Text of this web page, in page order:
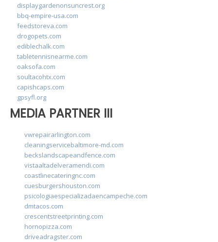
displaygardenonsuncrest.org
bbq-empire-usa.com
feedstoreva.com
drogopets.com
ediblechalk.com
tabletennisnearme.com
oaksofa.com
soultacohtx.com
capishcaps.com
gpsyfl.org
MEDIA PARTNER III
vwrepairarlington.com
cleaningservicebaltimore-md.com
beckslandscapeandfence.com
vistaaltadelveramendi.com
coastlinecateringnc.com
cuesburgershouston.com
psicologiaespecializadaencampeche.com
dmtacos.com
crescentstreetprinting.com
hornopizza.com
driveadragster.com